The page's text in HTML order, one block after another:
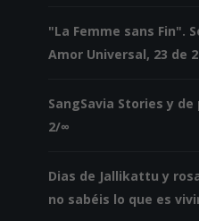
"La Femme sans Fin".
Amor Universal, 23 de
SangSavia Stories y de
2/∞
Dias de Jallikattu y
no sabéis lo que es